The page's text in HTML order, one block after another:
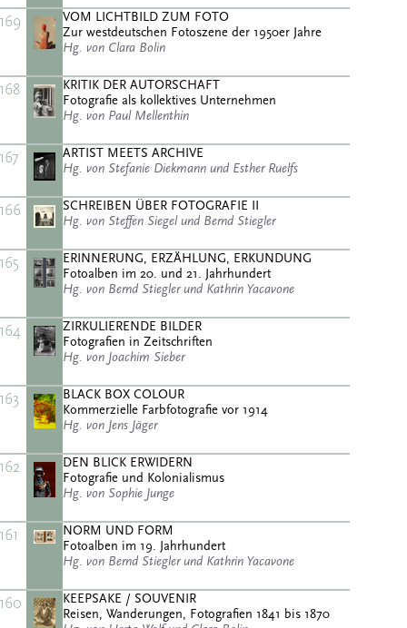
169
VOM LICHTBILD ZUM FOTO
Zur westdeutschen Fotoszene der 1950er Jahre
Hg. von Clara Bolin
168
KRITIK DER AUTORSCHAFT
Fotografie als kollektives Unternehmen
Hg. von Paul Mellenthin
167
ARTIST MEETS ARCHIVE
Hg. von Stefanie Diekmann und Esther Ruelfs
166
SCHREIBEN ÜBER FOTOGRAFIE II
Hg. von Steffen Siegel und Bernd Stiegler
165
ERINNERUNG, ERZÄHLUNG, ERKUNDUNG
Fotoalben im 20. und 21. Jahrhundert
Hg. von Bernd Stiegler und Kathrin Yacavone
164
ZIRKULIERENDE BILDER
Fotografien in Zeitschriften
Hg. von Joachim Sieber
163
BLACK BOX COLOUR
Kommerzielle Farbfotografie vor 1914
Hg. von Jens Jäger
162
DEN BLICK ERWIDERN
Fotografie und Kolonialismus
Hg. von Sophie Junge
161
NORM UND FORM
Fotoalben im 19. Jahrhundert
Hg. von Bernd Stiegler und Kathrin Yacavone
160
KEEPSAKE / SOUVENIR
Reisen, Wanderungen, Fotografien 1841 bis 1870